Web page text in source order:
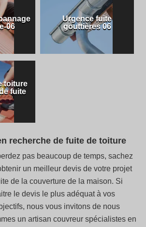
06
Urgence fuite
gouttières 06
toiture
fuite
recherche de fuite de toiture
pas beaucoup de temps, sachez
un meilleur devis de votre projet
de la couverture de la maison. Si
le devis le plus adéquat à vos
nous vous invitons de nous
un artisan couvreur spécialistes en